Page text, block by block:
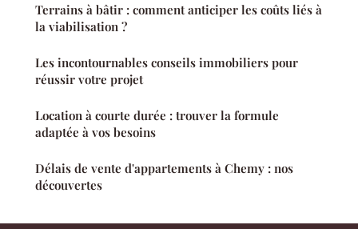
Terrains à bâtir : comment anticiper les coûts liés à
la viabilisation ?
Les incontournables conseils immobiliers pour
réussir votre projet
Location à courte durée : trouver la formule
adaptée à vos besoins
Délais de vente d'appartements à Chemy : nos
découvertes